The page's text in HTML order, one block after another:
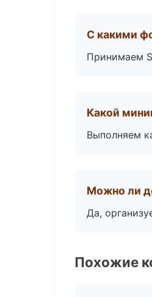
С какими
Принимаем
Какой
Выполняем
Можно ли
Да,
Похожие